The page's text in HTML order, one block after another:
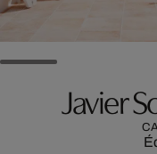
Javier